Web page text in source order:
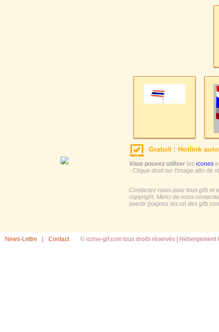
Gratuit : Hotlink
Vous pouvez utiliser les icones
- Clique droit sur l'image afin de
Contactez-nous pour tous gifs et
copyright. Merci de nous
avertir (joignez les url des gifs
News-Lettre Contact © icone-gif.com tous droits réservés | Hébergement